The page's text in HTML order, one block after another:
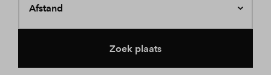
Afstand
Zoek plaats